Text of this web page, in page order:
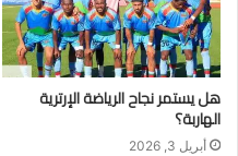
هل يستمر نجاح الرياضة الإرترية
الهاربة؟
أبريل 3, 2026